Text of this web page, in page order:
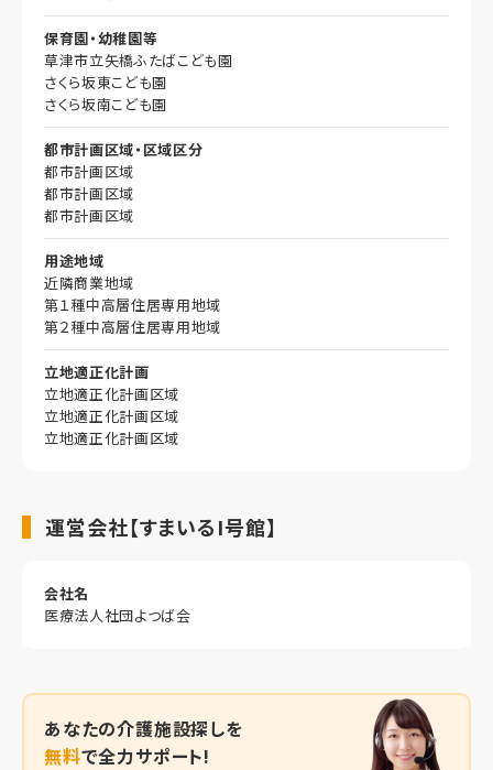
保育園・幼稚園等
草津市立矢橋ふたばこども園
さくら坂東こども園
さくら坂南こども園
都市計画区域・区域区分
都市計画区域
都市計画区域
都市計画区域
用途地域
近隣商業地域
第１種中高層住居専用地域
第２種中高層住居専用地域
立地適正化計画
立地適正化計画区域
立地適正化計画区域
立地適正化計画区域
運営会社【すまいるI号館】
会社名
医療法人社団よつば会
あなたの介護施設探しを
無料で全力サポート!